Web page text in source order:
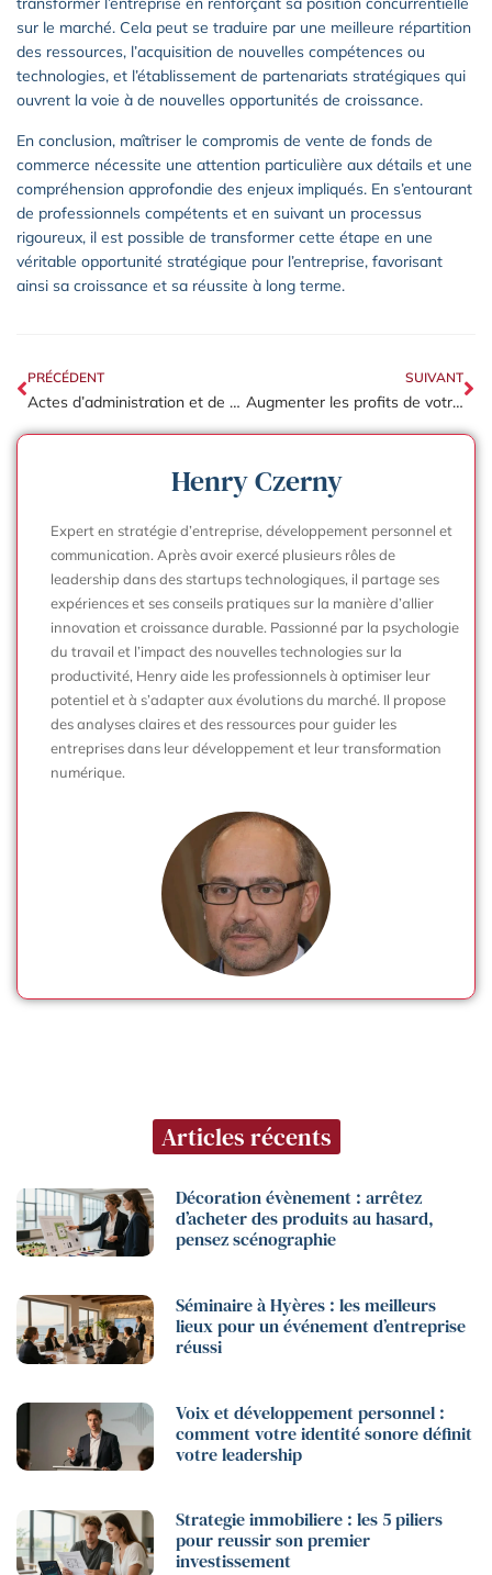
sur le marché. Cela peut se traduire par une meilleure répartition
des ressources, l’acquisition de nouvelles compétences ou
technologies, et l’établissement de partenariats stratégiques qui
ouvrent la voie à de nouvelles opportunités de croissance.
En conclusion, maîtriser le compromis de vente de fonds de
commerce nécessite une attention particulière aux détails et une
compréhension approfondie des enjeux impliqués. En s’entourant
de professionnels compétents et en suivant un processus
rigoureux, il est possible de transformer cette étape en une
véritable opportunité stratégique pour l’entreprise, favorisant
ainsi sa croissance et sa réussite à long terme.
PRÉCÉDENT
Actes d’administration et de disposition : démystifier la gestion d’entreprise
SUIVANT
Augmenter les profits de votre gîte : astuces méconnues pour un vrai succès
Henry Czerny
Expert en stratégie d’entreprise, développement personnel et
communication. Après avoir exercé plusieurs rôles de
leadership dans des startups technologiques, il partage ses
expériences et ses conseils pratiques sur la manière d’allier
innovation et croissance durable. Passionné par la psychologie
du travail et l’impact des nouvelles technologies sur la
productivité, Henry aide les professionnels à optimiser leur
potentiel et à s’adapter aux évolutions du marché. Il propose
des analyses claires et des ressources pour guider les
entreprises dans leur développement et leur transformation
numérique.
Articles récents
Décoration évènement : arrêtez
d’acheter des produits au hasard,
pensez scénographie
Séminaire à Hyères : les meilleurs
lieux pour un événement d’entreprise
réussi
Voix et développement personnel :
comment votre identité sonore définit
votre leadership
Strategie immobiliere : les 5 piliers
pour reussir son premier
investissement